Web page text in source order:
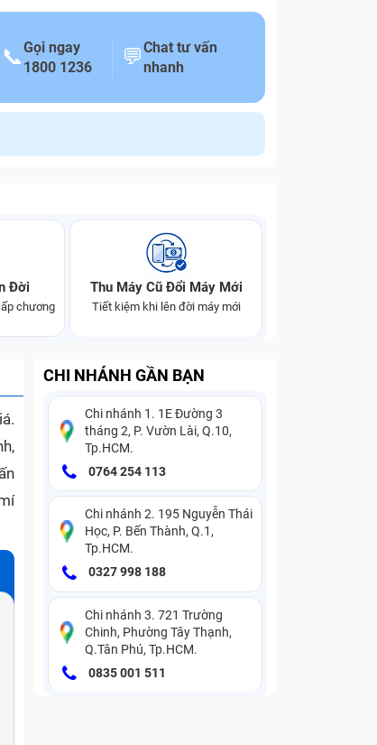
📞Gọi ngay
1800 1236
💬Chat tư vấn
nhanh
Đời
chương
Thu Máy Cũ Đổi Máy Mới
Tiết kiệm khi lên đời máy mới
CHI NHÁNH GẦN BẠN
Chi nhánh 1. 1E Đường 3
tháng 2, P. Vườn Lài, Q.10,
Tp.HCM.
0764 254 113
Chi nhánh 2. 195 Nguyễn Thái
Học, P. Bến Thành, Q.1,
Tp.HCM.
0327 998 188
Chi nhánh 3. 721 Trường
Chinh, Phường Tây Thạnh,
Q.Tân Phú, Tp.HCM.
0835 001 511